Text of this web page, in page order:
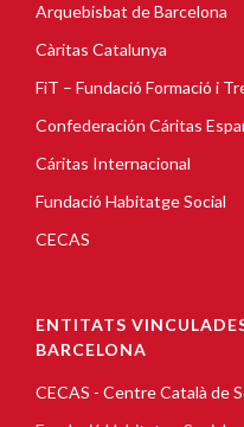
Arquebisbat de Barcelona
Càritas Catalunya
FiT – Fundació Formació i
Confederación Cáritas
Cáritas Internacional
Fundació Habitatge Social
CECAS
ENTITATS
BARCELONA
CECAS - Centre Català de